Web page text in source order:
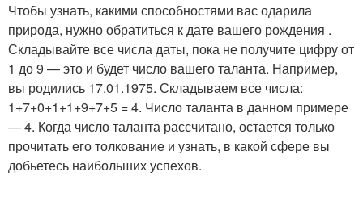
Чтобы узнать, какими способностями вас одарила
природа, нужно обратиться к дате вашего рождения .
Складывайте все числа даты, пока не получите цифру от
1 до 9 — это и будет число вашего таланта. Например,
вы родились 17.01.1975. Складываем все числа:
1+7+0+1+1+9+7+5 = 4. Число таланта в данном примере
— 4. Когда число таланта рассчитано, остается только
прочитать его толкование и узнать, в какой сфере вы
добьетесь наибольших успехов.